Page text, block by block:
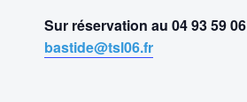
Sur réservation au 04 93 59
bastide@tsl06.fr